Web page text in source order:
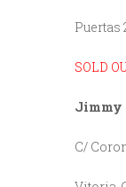
Puertas
SOLD
Jimmy
C/